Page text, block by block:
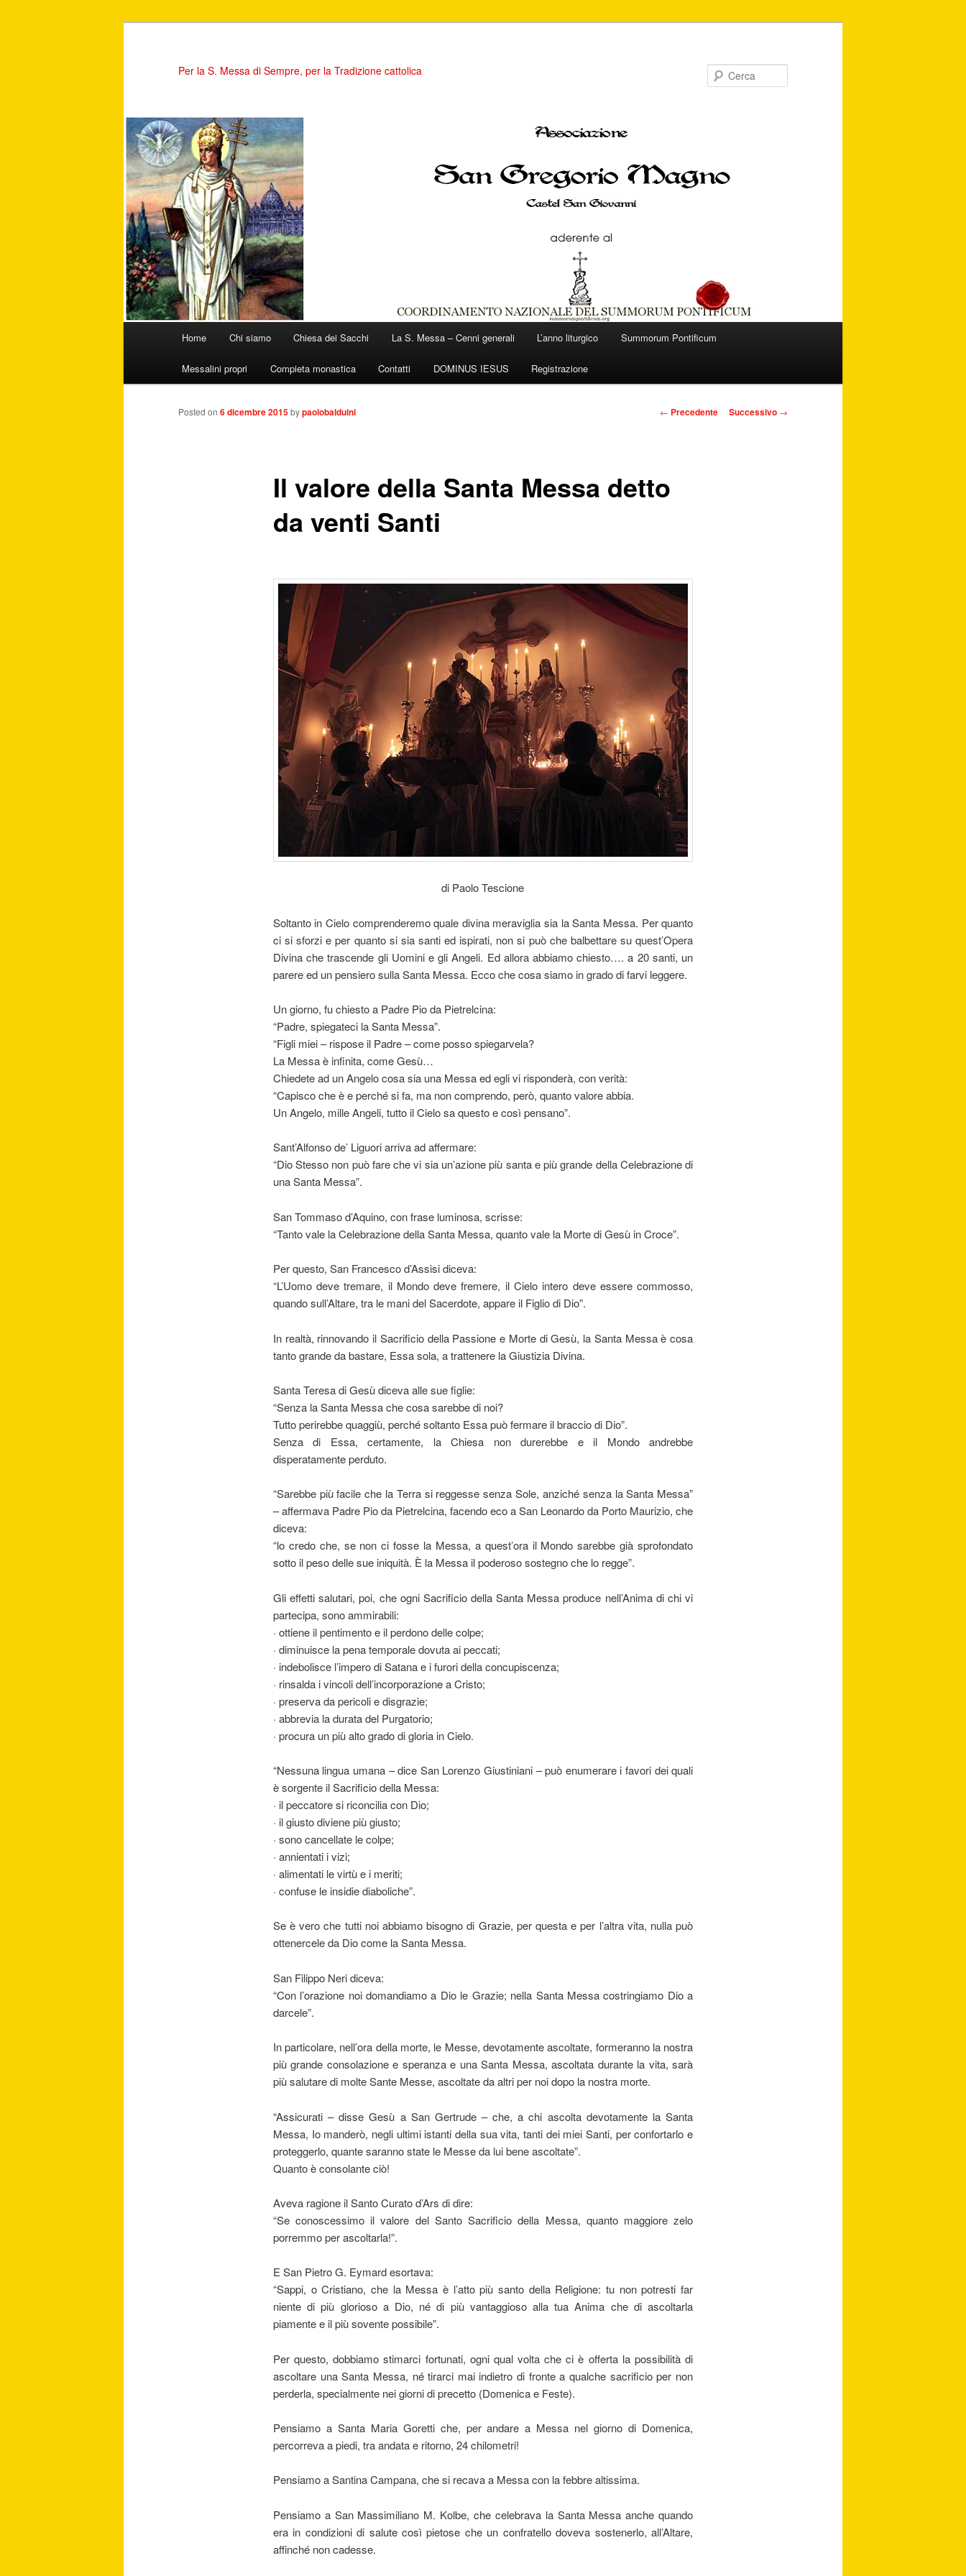
Per la S. Messa di Sempre, per la Tradizione cattolica
Vai al contenuto principale
Vai al contenuto secondario
Home Chi siamo Chiesa dei Sacchi La S. Messa – Cenni generali L’anno liturgico Summorum Pontificum
Messalini propri Compieta monastica Contatti DOMINUS IESUS Registrazione
Navigazione articolo
← Precedente Successivo →
Il valore della Santa Messa detto
da venti Santi
Posted on 6 dicembre 2015bypaolobalduini
di Paolo Tescione
Soltanto in Cielo comprenderemo quale divina meraviglia sia la Santa Messa. Per quanto
ci si sforzi e per quanto si sia santi ed ispirati, non si può che balbettare su quest’Opera
Divina che trascende gli Uomini e gli Angeli. Ed allora abbiamo chiesto…. a 20 santi, un
parere ed un pensiero sulla Santa Messa. Ecco che cosa siamo in grado di farvi leggere.
Un giorno, fu chiesto a Padre Pio da Pietrelcina:
“Padre, spiegateci la Santa Messa”.
“Figli miei – rispose il Padre – come posso spiegarvela?
La Messa è infinita, come Gesù…
Chiedete ad un Angelo cosa sia una Messa ed egli vi risponderà, con verità:
“Capisco che è e perché si fa, ma non comprendo, però, quanto valore abbia.
Un Angelo, mille Angeli, tutto il Cielo sa questo e così pensano”.
Sant’Alfonso de’ Liguori arriva ad affermare:
“Dio Stesso non può fare che vi sia un’azione più santa e più grande della Celebrazione di
una Santa Messa”.
San Tommaso d’Aquino, con frase luminosa, scrisse:
“Tanto vale la Celebrazione della Santa Messa, quanto vale la Morte di Gesù in Croce”.
Per questo, San Francesco d’Assisi diceva:
“L’Uomo deve tremare, il Mondo deve fremere, il Cielo intero deve essere commosso,
quando sull’Altare, tra le mani del Sacerdote, appare il Figlio di Dio”.
In realtà, rinnovando il Sacrificio della Passione e Morte di Gesù, la Santa Messa è cosa
tanto grande da bastare, Essa sola, a trattenere la Giustizia Divina.
Santa Teresa di Gesù diceva alle sue figlie:
“Senza la Santa Messa che cosa sarebbe di noi?
Tutto perirebbe quaggiù, perché soltanto Essa può fermare il braccio di Dio”.
Senza di Essa, certamente, la Chiesa non durerebbe e il Mondo andrebbe
disperatamente perduto.
“Sarebbe più facile che la Terra si reggesse senza Sole, anziché senza la Santa Messa”
– affermava Padre Pio da Pietrelcina, facendo eco a San Leonardo da Porto Maurizio, che
diceva:
“lo credo che, se non ci fosse la Messa, a quest’ora il Mondo sarebbe già sprofondato
sotto il peso delle sue iniquità. È la Messa il poderoso sostegno che lo regge”.
Gli effetti salutari, poi, che ogni Sacrificio della Santa Messa produce nell’Anima di chi vi
partecipa, sono ammirabili:
· ottiene il pentimento e il perdono delle colpe;
· diminuisce la pena temporale dovuta ai peccati;
· indebolisce l’impero di Satana e i furori della concupiscenza;
· rinsalda i vincoli dell’incorporazione a Cristo;
· preserva da pericoli e disgrazie;
· abbrevia la durata del Purgatorio;
· procura un più alto grado di gloria in Cielo.
“Nessuna lingua umana – dice San Lorenzo Giustiniani – può enumerare i favori dei quali
è sorgente il Sacrificio della Messa:
· il peccatore si riconcilia con Dio;
· il giusto diviene più giusto;
· sono cancellate le colpe;
· annientati i vizi;
· alimentati le virtù e i meriti;
· confuse le insidie diaboliche”.
Se è vero che tutti noi abbiamo bisogno di Grazie, per questa e per l’altra vita, nulla può
ottenercele da Dio come la Santa Messa.
San Filippo Neri diceva:
“Con l’orazione noi domandiamo a Dio le Grazie; nella Santa Messa costringiamo Dio a
darcele”.
In particolare, nell’ora della morte, le Messe, devotamente ascoltate, formeranno la nostra
più grande consolazione e speranza e una Santa Messa, ascoltata durante la vita, sarà
più salutare di molte Sante Messe, ascoltate da altri per noi dopo la nostra morte.
“Assicurati – disse Gesù a San Gertrude – che, a chi ascolta devotamente la Santa
Messa, Io manderò, negli ultimi istanti della sua vita, tanti dei miei Santi, per confortarlo e
proteggerlo, quante saranno state le Messe da lui bene ascoltate”.
Quanto è consolante ciò!
Aveva ragione il Santo Curato d’Ars di dire:
“Se conoscessimo il valore del Santo Sacrificio della Messa, quanto maggiore zelo
porremmo per ascoltarla!”.
E San Pietro G. Eymard esortava:
“Sappi, o Cristiano, che la Messa è l’atto più santo della Religione: tu non potresti far
niente di più glorioso a Dio, né di più vantaggioso alla tua Anima che di ascoltarla
piamente e il più sovente possibile”.
Per questo, dobbiamo stimarci fortunati, ogni qual volta che ci è offerta la possibilità di
ascoltare una Santa Messa, né tirarci mai indietro di fronte a qualche sacrificio per non
perderla, specialmente nei giorni di precetto (Domenica e Feste).
Pensiamo a Santa Maria Goretti che, per andare a Messa nel giorno di Domenica,
percorreva a piedi, tra andata e ritorno, 24 chilometri!
Pensiamo a Santina Campana, che si recava a Messa con la febbre altissima.
Pensiamo a San Massimiliano M. Kolbe, che celebrava la Santa Messa anche quando
era in condizioni di salute così pietose che un confratello doveva sostenerlo, all’Altare,
affinché non cadesse.